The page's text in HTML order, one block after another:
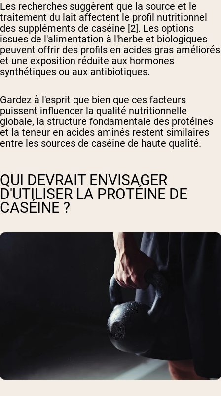
Les recherches suggèrent que la source et le
traitement du lait affectent le profil nutritionnel
des suppléments de caséine [2]. Les options
issues de l'alimentation à l'herbe et biologiques
peuvent offrir des profils en acides gras améliorés
et une exposition réduite aux hormones
synthétiques ou aux antibiotiques.
Gardez à l'esprit que bien que ces facteurs
puissent influencer la qualité nutritionnelle
globale, la structure fondamentale des protéines
et la teneur en acides aminés restent similaires
entre les sources de caséine de haute qualité.
QUI DEVRAIT ENVISAGER
D'UTILISER LA PROTÉINE DE
CASÉINE ?